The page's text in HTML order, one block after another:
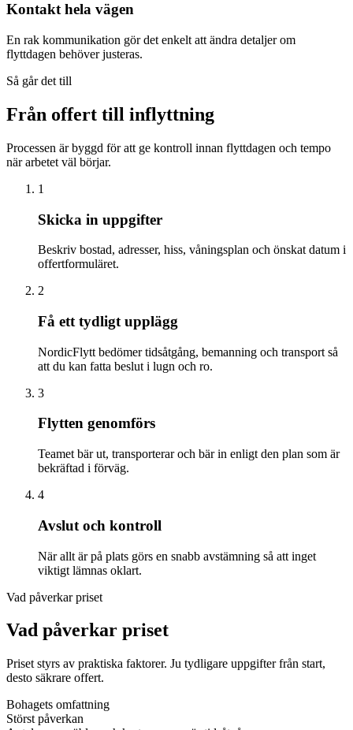
Kontakt hela vägen
En rak kommunikation gör det enkelt att ändra detaljer om
flyttdagen behöver justeras.
Så går det till
Från offert till inflyttning
Processen är byggd för att ge kontroll innan flyttdagen och tempo
när arbetet väl börjar.
1
Skicka in uppgifter
Beskriv bostad, adresser, hiss, våningsplan och önskat datum i
offertformuläret.
2
Få ett tydligt upplägg
NordicFlytt bedömer tidsåtgång, bemanning och transport så
att du kan fatta beslut i lugn och ro.
3
Flytten genomförs
Teamet bär ut, transporterar och bär in enligt den plan som är
bekräftad i förväg.
4
Avslut och kontroll
När allt är på plats görs en snabb avstämning så att inget
viktigt lämnas oklart.
Vad påverkar priset
Vad påverkar priset
Priset styrs av praktiska faktorer. Ju tydligare uppgifter från start,
desto säkrare offert.
Bohagets omfattning
Störst påverkan